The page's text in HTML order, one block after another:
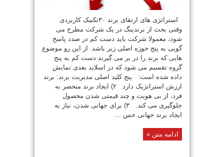
استراتژی های ارتقای برند ۳۰تکنیک کاربردی
وقتی بحث از برندینگ در یک شرکت مطرح می
شود، معمولا شرکت باید دست کم در صدد پاسخ
گویی به پنج حوزه اصلی زیر باشد. از این رو موضوع
هایی که برند را در بر می گیرند دست کم به پنج
گروه تقسیم می شود که در اسلاید بعدی نمایش
داده شده است: پنج کلید اصلی مدیریت برند: برند
ارزش استراتژیک دارد ۲) ایجاد برند منحصر به
فرد، از بی هویت و چند قیمتی شدن محصول
جلوگیری می کند. ۳) برای جهانی شدن، نیاز به
ایجاد برند جهانی حس ...
ادامه متن »